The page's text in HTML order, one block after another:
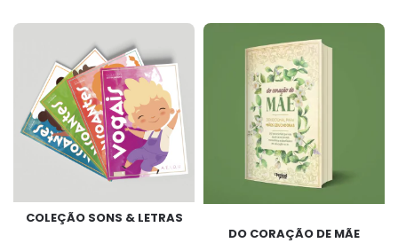
COLEÇÃO SONS & LETRAS
DO CORAÇÃO DE MÃE